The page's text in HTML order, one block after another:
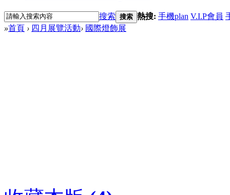
搜索 搜索 熱搜: 手機plan V.I.P會員
»首頁 › 四月展覽活動› 國際燈飾展